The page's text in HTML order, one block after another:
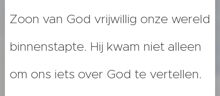
Zoon van God vrijwillig onze wereld
binnenstapte. Hij kwam niet alleen
om ons iets over God te vertellen.